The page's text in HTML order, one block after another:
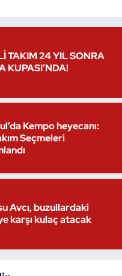
TAKIM 24 YIL SONRA
KUPASI’NDA!
Kempo heyecanı:
Seçmeleri
Avcı, buzullardaki
karşı kulaç atacak